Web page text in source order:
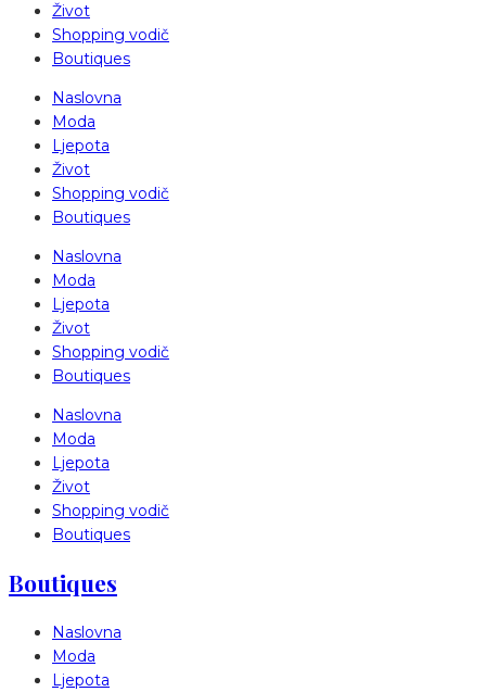
Život
Shopping vodič
Boutiques
Naslovna
Moda
Ljepota
Život
Shopping vodič
Boutiques
Naslovna
Moda
Ljepota
Život
Shopping vodič
Boutiques
Naslovna
Moda
Ljepota
Život
Shopping vodič
Boutiques
Boutiques
Naslovna
Moda
Ljepota